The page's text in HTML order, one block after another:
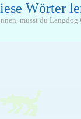
Wörter
musst du Langdog